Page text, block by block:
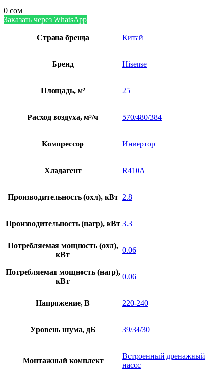
0 сом
Заказать через WhatsApp
Страна бренда Китай
Бренд Hisense
Площадь, м² 25
Расход воздуха, м³/ч 570/480/384
Компрессор Инвертор
Хладагент R410A
Производительность (охл), кВт 2.8
Производительность (нагр), кВт 3.3
Потребляемая мощность (охл),
кВт
0.06
Потребляемая мощность (нагр),
кВт
0.06
Напряжение, В 220-240
Уровень шума, дБ 39/34/30
Монтажный комплект
Встроенный дренажный
насос